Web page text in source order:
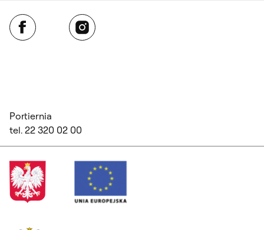
Facebook Instagram
Portiernia
tel. 22 320 02 00